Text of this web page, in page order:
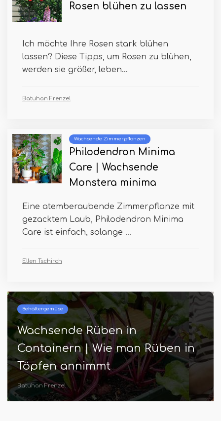
Rosen blühen zu lassen
Ich möchte Ihre Rosen stark blühen
lassen? Diese Tipps, um Rosen zu blühen,
werden sie größer, leben...
Batuhan Frenzel
Wachsende Zimmerpflanzen
Philodendron Minima
Care | Wachsende
Monstera minima
Eine atemberaubende Zimmerpflanze mit
gezacktem Laub, Philodendron Minima
Care ist einfach, solange ...
Ellen Tschirch
Behältergemüse
Wachsende Rüben in
Containern | Wie man Rüben in
Töpfen annimmt
Batuhan Frenzel